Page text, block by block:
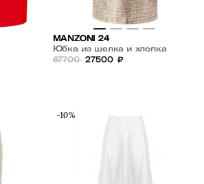
MANZONI 24
Юбка из шелка и хлопка
67700 27500 ₽
-10%